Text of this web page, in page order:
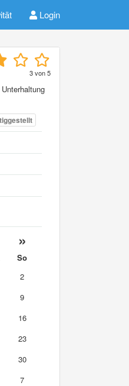
Login
3von5
»
So
2
9
16
23
30
7